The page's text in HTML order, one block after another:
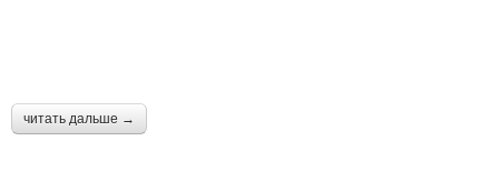
читать дальше →